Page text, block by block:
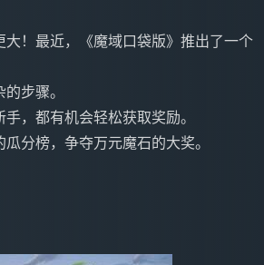
！最近，《魔域口袋版》推出了一个
步骤。
，都有机会轻松获取奖励。
分榜，争夺万元魔石的大奖。